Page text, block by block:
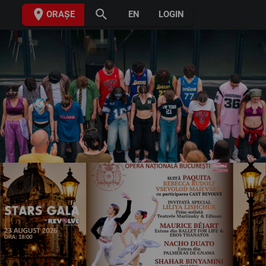
placeORAȘE search EN LOGIN